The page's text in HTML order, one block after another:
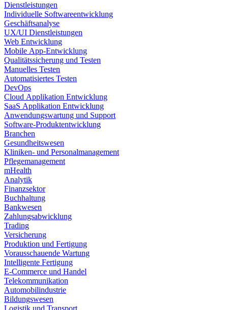
Dienstleistungen
Individuelle Softwareentwicklung
Geschäftsanalyse
UX/UI Dienstleistungen
Web Entwicklung
Mobile App-Entwicklung
Qualitätssicherung und Testen
Manuelles Testen
Automatisiertes Testen
DevOps
Cloud Applikation Entwicklung
SaaS Applikation Entwicklung
Anwendungswartung und Support
Software-Produktentwicklung
Branchen
Gesundheitswesen
Kliniken- und Personalmanagement
Pflegemanagement
mHealth
Analytik
Finanzsektor
Buchhaltung
Bankwesen
Zahlungsabwicklung
Trading
Versicherung
Produktion und Fertigung
Vorausschauende Wartung
Intelligente Fertigung
E-Commerce und Handel
Telekommunikation
Automobilindustrie
Bildungswesen
Logistik und Transport